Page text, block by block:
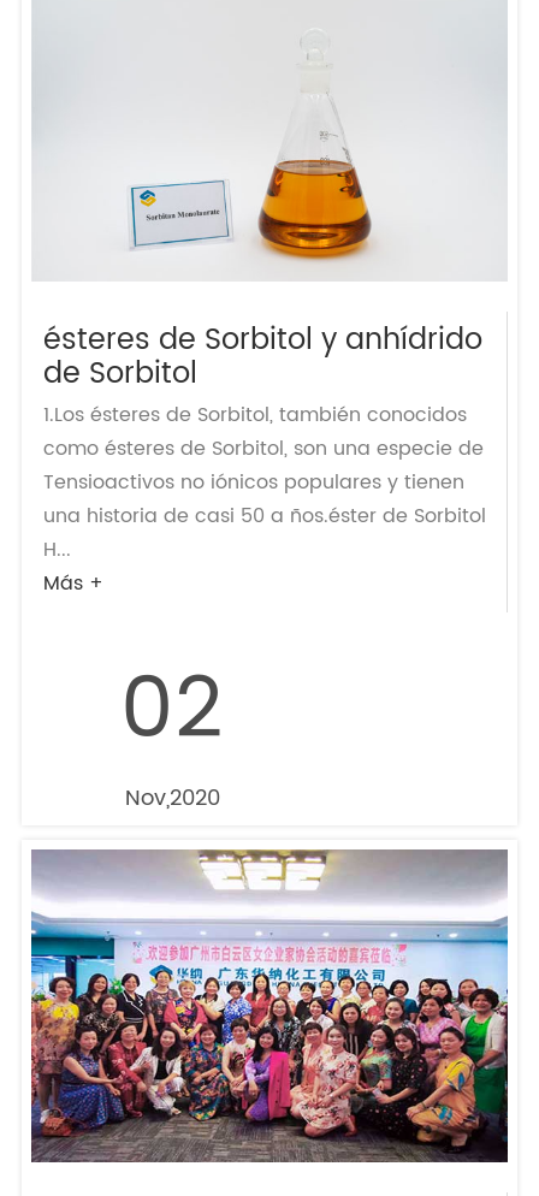
ésteres de Sorbitol y anhídrido
de Sorbitol
1.Los ésteres de Sorbitol, también conocidos
como ésteres de Sorbitol, son una especie de
Tensioactivos no iónicos populares y tienen
una historia de casi 50 a ños.éster de Sorbitol
H...
Más +
02
Nov,2020